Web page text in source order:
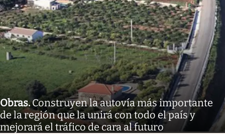
Obras.Construyen la autovía más importante
de la región que la unirá con todo el país y
mejorará el tráfico de cara al futuro